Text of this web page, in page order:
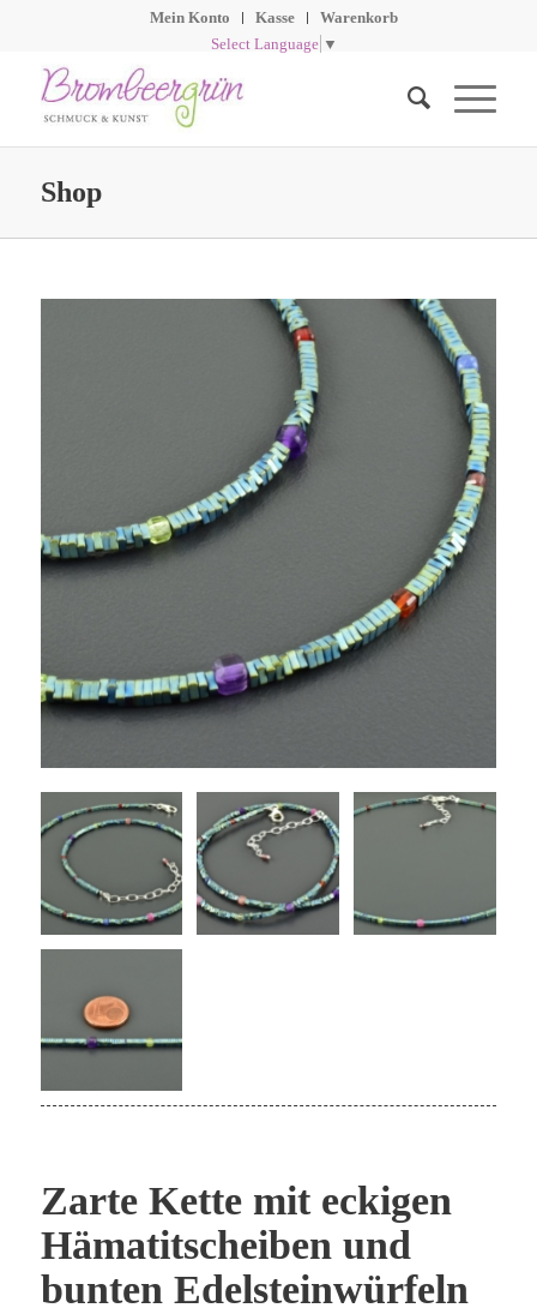
Mein Konto Kasse
Warenkorb
Select Language ▼
Shop
Zarte Kette mit eckigen
Hämatitscheiben und
bunten Edelsteinwürfeln